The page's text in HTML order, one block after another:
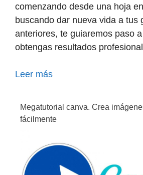
comenzando desde una hoja
buscando dar nueva vida a tus
anteriores, te guiaremos paso
obtengas resultados
Leer más
Megatutorial canva. Crea
fácilmente